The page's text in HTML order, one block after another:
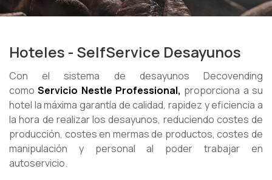
Hoteles - SelfService Desayunos
Con el sistema de desayunos Decovending
comoServicio Nestle Professional, proporciona a su
hotel la máxima garantía de calidad, rapidez y eficiencia a
la hora de realizar los desayunos, reduciendo costes de
producción, costes en mermas de productos, costes de
manipulación y personal al poder trabajar en
autoservicio.